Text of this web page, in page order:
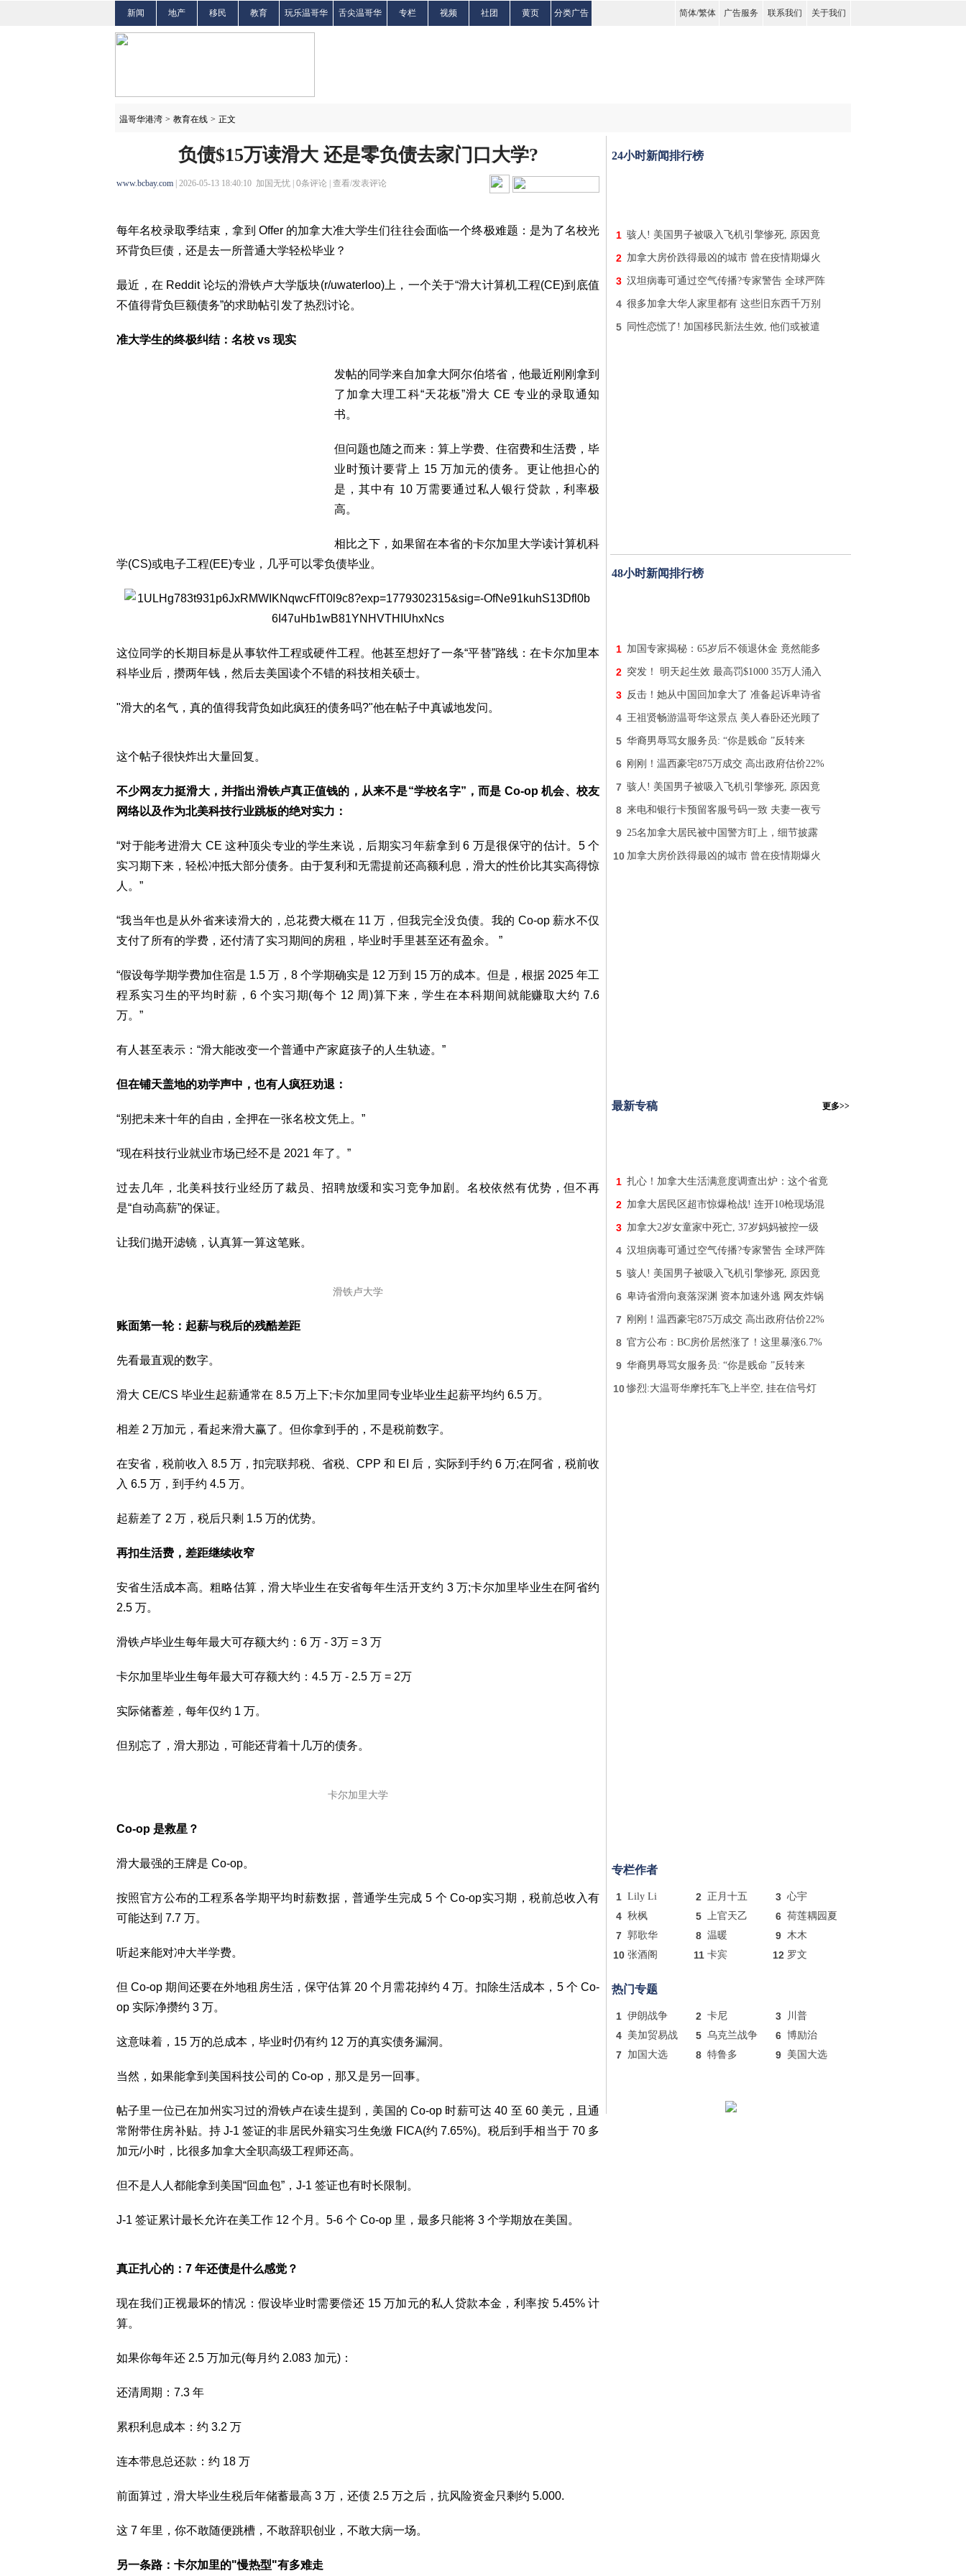
新闻 地产 移民 教育 玩乐温哥华 舌尖温哥华 专栏 视频 社团 黄页 分类广告 简体/繁体 广告服务 联系我们 关于我们
温哥华港湾 > 教育在线 > 正文
负债$15万读滑大 还是零负债去家门口大学?
www.bcbay.com | 2026-05-13 18:40:10 加国无忧 | 0条评论 | 查看/发表评论
每年名校录取季结束，拿到 Offer 的加拿大准大学生们往往会面临一个终极难题：是为了名校光
环背负巨债，还是去一所普通大学轻松毕业？
最近，在 Reddit 论坛的滑铁卢大学版块(r/uwaterloo)上，一个关于“滑大计算机工程(CE)到底值
不值得背负巨额债务”的求助帖引发了热烈讨论。
准大学生的终极纠结：名校 vs 现实
发帖的同学来自加拿大阿尔伯塔省，他最近刚刚拿到
了加拿大理工科“天花板”滑大 CE 专业的录取通知
书。
但问题也随之而来：算上学费、住宿费和生活费，毕
业时预计要背上 15 万加元的债务。更让他担心的
是，其中有 10 万需要通过私人银行贷款，利率极
高。
相比之下，如果留在本省的卡尔加里大学读计算机科
学(CS)或电子工程(EE)专业，几乎可以零负债毕业。
这位同学的长期目标是从事软件工程或硬件工程。他甚至想好了一条“平替”路线：在卡尔加里本
科毕业后，攒两年钱，然后去美国读个不错的科技相关硕士。
"滑大的名气，真的值得我背负如此疯狂的债务吗?"他在帖子中真诚地发问。
这个帖子很快炸出大量回复。
不少网友力挺滑大，并指出滑铁卢真正值钱的，从来不是“学校名字”，而是 Co-op 机会、校友
网络以及作为北美科技行业跳板的绝对实力：
“对于能考进滑大 CE 这种顶尖专业的学生来说，后期实习年薪拿到 6 万是很保守的估计。5 个
实习期下来，轻松冲抵大部分债务。由于复利和无需提前还高额利息，滑大的性价比其实高得惊
人。”
“我当年也是从外省来读滑大的，总花费大概在 11 万，但我完全没负债。我的 Co-op 薪水不仅
支付了所有的学费，还付清了实习期间的房租，毕业时手里甚至还有盈余。 ”
“假设每学期学费加住宿是 1.5 万，8 个学期确实是 12 万到 15 万的成本。但是，根据 2025 年工
程系实习生的平均时薪，6 个实习期(每个 12 周)算下来，学生在本科期间就能赚取大约 7.6
万。”
有人甚至表示：“滑大能改变一个普通中产家庭孩子的人生轨迹。”
但在铺天盖地的劝学声中，也有人疯狂劝退：
“别把未来十年的自由，全押在一张名校文凭上。”
“现在科技行业就业市场已经不是 2021 年了。”
过去几年，北美科技行业经历了裁员、招聘放缓和实习竞争加剧。名校依然有优势，但不再
是“自动高薪”的保证。
让我们抛开滤镜，认真算一算这笔账。
滑铁卢大学
账面第一轮：起薪与税后的残酷差距
先看最直观的数字。
滑大 CE/CS 毕业生起薪通常在 8.5 万上下;卡尔加里同专业毕业生起薪平均约 6.5 万。
相差 2 万加元，看起来滑大赢了。但你拿到手的，不是税前数字。
在安省，税前收入 8.5 万，扣完联邦税、省税、CPP 和 EI 后，实际到手约 6 万;在阿省，税前收
入 6.5 万，到手约 4.5 万。
起薪差了 2 万，税后只剩 1.5 万的优势。
再扣生活费，差距继续收窄
安省生活成本高。粗略估算，滑大毕业生在安省每年生活开支约 3 万;卡尔加里毕业生在阿省约
2.5 万。
滑铁卢毕业生每年最大可存额大约：6 万 - 3万 = 3 万
卡尔加里毕业生每年最大可存额大约：4.5 万 - 2.5 万 = 2万
实际储蓄差，每年仅约 1 万。
但别忘了，滑大那边，可能还背着十几万的债务。
卡尔加里大学
Co-op 是救星？
滑大最强的王牌是 Co-op。
按照官方公布的工程系各学期平均时薪数据，普通学生完成 5 个 Co-op实习期，税前总收入有
可能达到 7.7 万。
听起来能对冲大半学费。
但 Co-op 期间还要在外地租房生活，保守估算 20 个月需花掉约 4 万。扣除生活成本，5 个 Co-
op 实际净攒约 3 万。
这意味着，15 万的总成本，毕业时仍有约 12 万的真实债务漏洞。
当然，如果能拿到美国科技公司的 Co-op，那又是另一回事。
帖子里一位已在加州实习过的滑铁卢在读生提到，美国的 Co-op 时薪可达 40 至 60 美元，且通
常附带住房补贴。持 J-1 签证的非居民外籍实习生免缴 FICA(约 7.65%)。税后到手相当于 70 多
加元/小时，比很多加拿大全职高级工程师还高。
但不是人人都能拿到美国“回血包”，J-1 签证也有时长限制。
J-1 签证累计最长允许在美工作 12 个月。5-6 个 Co-op 里，最多只能将 3 个学期放在美国。
真正扎心的：7 年还债是什么感觉？
现在我们正视最坏的情况：假设毕业时需要偿还 15 万加元的私人贷款本金，利率按 5.45% 计
算。
如果你每年还 2.5 万加元(每月约 2.083 加元)：
还清周期：7.3 年
累积利息成本：约 3.2 万
连本带息总还款：约 18 万
前面算过，滑大毕业生税后年储蓄最高 3 万，还债 2.5 万之后，抗风险资金只剩约 5.000.
这 7 年里，你不敢随便跳槽，不敢辞职创业，不敢大病一场。
另一条路：卡尔加里的"慢热型"有多难走
24小时新闻排行榜
1 骇人! 美国男子被吸入飞机引擎惨死, 原因竟
2 加拿大房价跌得最凶的城市 曾在疫情期爆火
3 汉坦病毒可通过空气传播?专家警告 全球严阵
4 很多加拿大华人家里都有 这些旧东西千万别
5 同性恋慌了! 加国移民新法生效, 他们或被遣
48小时新闻排行榜
1 加国专家揭秘：65岁后不领退休金 竟然能多
2 突发！ 明天起生效 最高罚$1000 35万人涌入
3 反击！她从中国回加拿大了 准备起诉卑诗省
4 王祖贤畅游温哥华这景点 美人春卧还光顾了
5 华裔男辱骂女服务员: “你是贱命 ”反转来
6 刚刚！温西豪宅875万成交 高出政府估价22%
7 骇人! 美国男子被吸入飞机引擎惨死, 原因竟
8 来电和银行卡预留客服号码一致 夫妻一夜亏
9 25名加拿大居民被中国警方盯上，细节披露
10 加拿大房价跌得最凶的城市 曾在疫情期爆火
最新专稿 更多>>
1 扎心！加拿大生活满意度调查出炉：这个省竟
2 加拿大居民区超市惊爆枪战! 连开10枪现场混
3 加拿大2岁女童家中死亡, 37岁妈妈被控一级
4 汉坦病毒可通过空气传播?专家警告 全球严阵
5 骇人! 美国男子被吸入飞机引擎惨死, 原因竟
6 卑诗省滑向衰落深渊 资本加速外逃 网友炸锅
7 刚刚！温西豪宅875万成交 高出政府估价22%
8 官方公布：BC房价居然涨了！这里暴涨6.7%
9 华裔男辱骂女服务员: “你是贱命 ”反转来
10 惨烈:大温哥华摩托车飞上半空, 挂在信号灯
专栏作者
1 Lily Li 2 正月十五 3 心宇
4 秋枫 5 上官天乙 6 荷莲耦园夏
7 郭歌华 8 温暖 9 木木
10 张酒阁 11 卡宾 12 罗文
热门专题
1 伊朗战争 2 卡尼 3 川普
4 美加贸易战 5 乌克兰战争 6 博励治
7 加国大选 8 特鲁多 9 美国大选